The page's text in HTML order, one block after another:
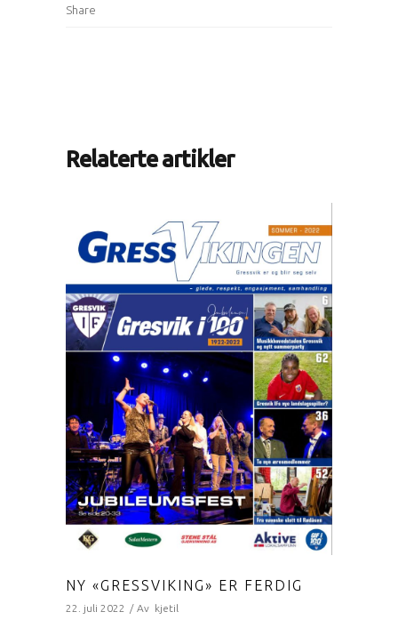
Share
Relaterte artikler
NY «GRESSVIKING» ER FERDIG
22. juli 2022 Av kjetil